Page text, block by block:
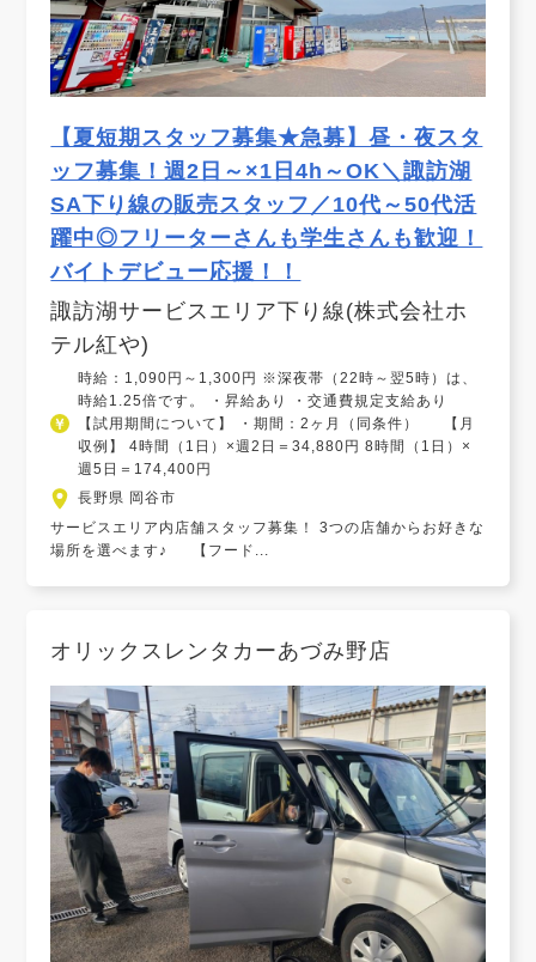
【夏短期スタッフ募集★急募】昼・夜スタ
ッフ募集！週2日～×1日4h～OK＼諏訪湖
SA下り線の販売スタッフ／10代～50代活
躍中◎フリーターさんも学生さんも歓迎！
バイトデビュー応援！！
諏訪湖サービスエリア下り線(株式会社ホ
テル紅や)
時給：1,090円～1,300円 ※深夜帯（22時～翌5時）は、
時給1.25倍です。 ・昇給あり ・交通費規定支給あり
【試用期間について】 ・期間：2ヶ月（同条件） 【月
収例】 4時間（1日）×週2日＝34,880円 8時間（1日）×
週5日＝174,400円
長野県 岡谷市
サービスエリア内店舗スタッフ募集！ 3つの店舗からお好きな
場所を選べます♪ 【フード...
オリックスレンタカーあづみ野店